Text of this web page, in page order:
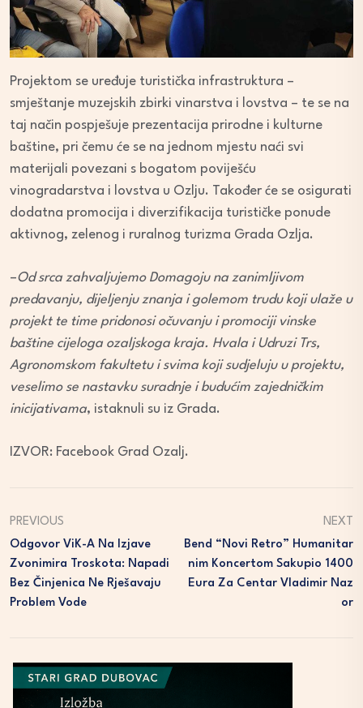
Projektom se uređuje turistička infrastruktura –
smještanje muzejskih zbirki vinarstva i lovstva – te se na
taj način pospješuje prezentacija prirodne i kulturne
baštine, pri čemu će se na jednom mjestu naći svi
materijali povezani s bogatom poviješću
vinogradarstva i lovstva u Ozlju. Također će se osigurati
dodatna promocija i diverzifikacija turističke ponude
aktivnog, zelenog i ruralnog turizma Grada Ozlja.
–Od srca zahvaljujemo Domagoju na zanimljivom
predavanju, dijeljenju znanja i golemom trudu koji ulaže u
projekt te time pridonosi očuvanju i promociji vinske
baštine cijeloga ozaljskoga kraja. Hvala i Udruzi Trs,
Agronomskom fakultetu i svima koji sudjeluju u projektu,
veselimo se nastavku suradnje i budućim zajedničkim
inicijativama, istaknuli su iz Grada.
IZVOR: Facebook Grad Ozalj.
PREVIOUS
Odgovor ViK-A Na Izjave
Zvonimira Troskota: Napadi
Bez Činjenica Ne Rješavaju
Problem Vode
NEXT
Bend “Novi Retro” Humanitar
Nim Koncertom Sakupio 1400
Eura Za Centar Vladimir Naz
Or